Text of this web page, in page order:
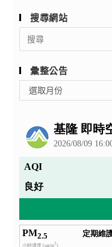
搜尋網站
Search
for:
彙整公告
整
選取月份